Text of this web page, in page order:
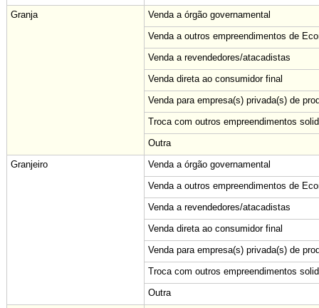
Granja
Venda a órgão governamental
Venda a outros empreendimentos de
Venda a revendedores/atacadistas
Venda direta ao consumidor final
Venda para empresa(s) privada(s) de
Troca com outros empreendimentos
Outra
Granjeiro
Venda a órgão governamental
Venda a outros empreendimentos de
Venda a revendedores/atacadistas
Venda direta ao consumidor final
Venda para empresa(s) privada(s) de
Troca com outros empreendimentos
Outra